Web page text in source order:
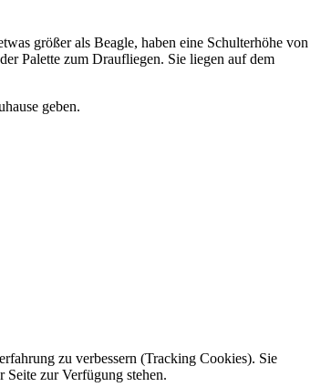
größer als Beagle, haben eine Schulterhöhe von
Palette zum Draufliegen. Sie liegen auf dem
geben.
zu verbessern (Tracking Cookies). Sie
Seite zur Verfügung stehen.